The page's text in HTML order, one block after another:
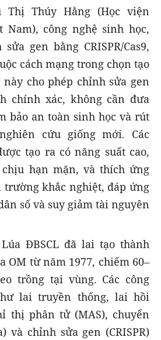
Thị Thúy Hằng (Học viện
Nam), công nghệ sinh học,
gen bằng CRISPR/Cas9,
cách mạng trong chọn tạo
này cho phép chỉnh sửa gen
chính xác, không cần đưa
bảo an toàn sinh học và rút
cứu giống mới. Các
tạo ra có năng suất cao,
hạn mặn, và thích ứng
khắc nghiệt, đáp ứng
số và suy giảm tài nguyên
ĐBSCL đã lai tạo thành
OM từ năm 1977, chiếm 60–
trồng tại vùng. Các công
lai truyền thống, lai hồi
thị phân tử (MAS), chuyển
và chỉnh sửa gen (CRISPR)